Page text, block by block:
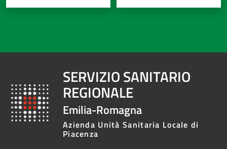
SERVIZIO SANITARIO
REGIONALE
Emilia-Romagna
Azienda Unità Sanitaria Locale di
Piacenza